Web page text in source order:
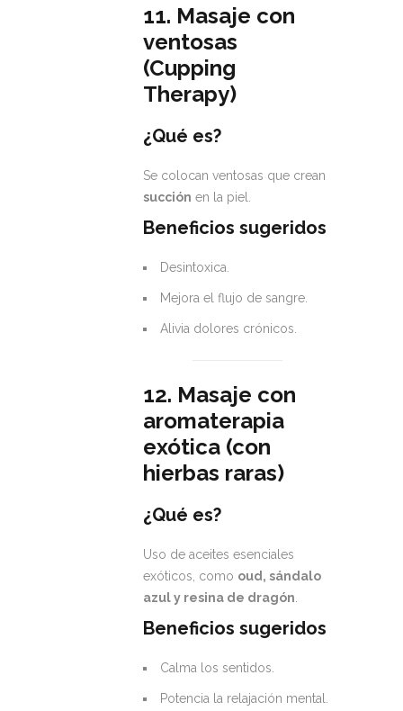
11. Masaje con
ventosas
(Cupping
Therapy)
¿Qué es?
Se colocan ventosas que crean
succión en la piel.
Beneficios sugeridos
Desintoxica.
Mejora el flujo de sangre.
Alivia dolores crónicos.
12. Masaje con
aromaterapia
exótica (con
hierbas raras)
¿Qué es?
Uso de aceites esenciales
exóticos, como oud, sándalo
azul y resina de dragón.
Beneficios sugeridos
Calma los sentidos.
Potencia la relajación mental.